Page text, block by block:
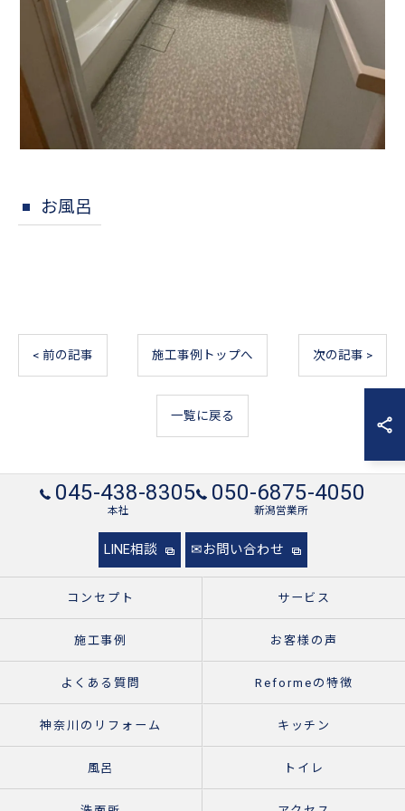
お風呂
< 前の記事 施工事例トップへ 次の記事 >
一覧に戻る
045-438-8305
本社
050-6875-4050
新潟営業所
LINE相談 ✉お問い合わせ
コンセプト サービス
施工事例 お客様の声
よくある質問 Reformeの特徴
神奈川のリフォーム キッチン
風呂 トイレ